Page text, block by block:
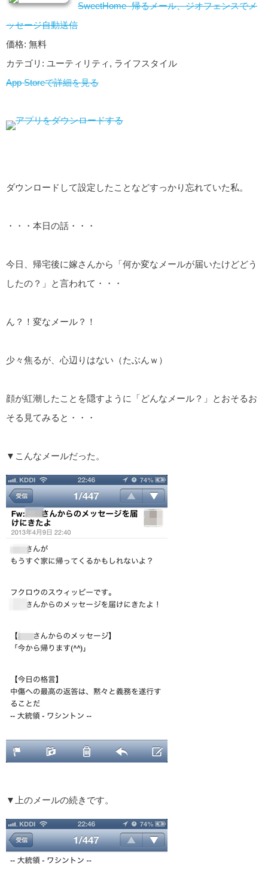
SweetHome -帰るメール、ジオフェンスでメ
ッセージ自動送信
価格: 無料
カテゴリ: ユーティリティ, ライフスタイル
App Storeで詳細を見る
ダウンロードして設定したことなどすっかり忘れていた私。
・・・本日の話・・・
今日、帰宅後に嫁さんから「何か変なメールが届いたけどどう
したの？」と言われて・・・
ん？！変なメール？！
少々焦るが、心辺りはない（たぶんｗ）
顔が紅潮したことを隠すように「どんなメール？」とおそるお
そる見てみると・・・
▼こんなメールだった。
▼上のメールの続きです。